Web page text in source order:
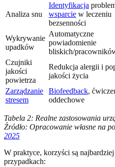
Analiza snu
Identyfikacja
wsparcie w leczeniu
bezsenności
Wykrywanie
upadków
Automatyczne
powiadomienie
bliskich/
Czujniki
jakości
powietrza
Redukcja alergii i
jakości życia
Zarządzanie
stresem
Biofeedback,
oddechowe
Tabela 2: Realne zastosowania
Źródło: Opracowanie własne na
2025
W praktyce, korzyści są
przypadkach: